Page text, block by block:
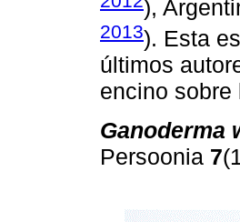
),
2013). Esta
últimos
encino sobre
Ganoderma
Persoonia 7